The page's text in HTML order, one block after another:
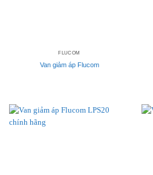
FLUCOM
Van giảm áp Flucom